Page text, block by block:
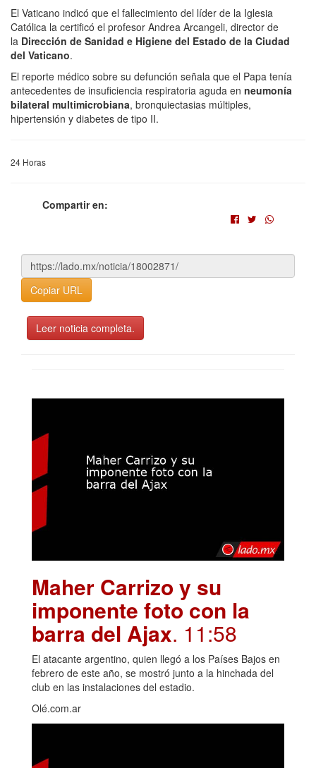
El Vaticano indicó que el fallecimiento del líder de la Iglesia
Católica la certificó el profesor Andrea Arcangeli, director de
la Dirección de Sanidad e Higiene del Estado de la Ciudad
del Vaticano.
El reporte médico sobre su defunción señala que el Papa tenía
antecedentes de insuficiencia respiratoria aguda en neumonía
bilateral multimicrobiana, bronquiectasias múltiples,
hipertensión y diabetes de tipo II.
24 Horas
Compartir en:
Copiar URL
Leer noticia completa.
Maher Carrizo y su
imponente foto con la
barra del Ajax. 11:58
El atacante argentino, quien llegó a los Países Bajos en
febrero de este año, se mostró junto a la hinchada del
club en las instalaciones del estadio.
Olé.com.ar